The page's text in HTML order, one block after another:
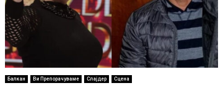
Балкан Ви Препорачуваме Слајдер Сцена